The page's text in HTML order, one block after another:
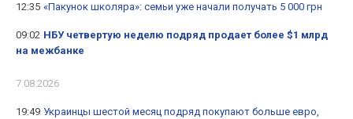
12:35 «Пакунок школяра»: семьи уже начали получать 5 000 грн
09:02 НБУ четвертую неделю подряд продает более $1 млрд
на межбанке
7.08.2026
19:49 Украинцы шестой месяц подряд покупают больше евро,